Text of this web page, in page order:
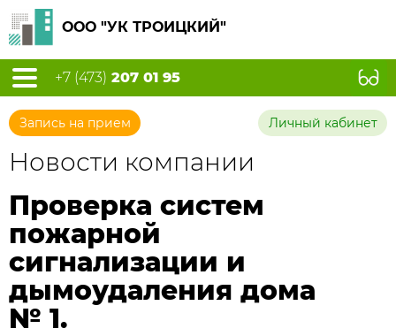
ООО "УК ТРОИЦКИЙ"
+7 (473) 207 01 95
Запись на прием Личный кабинет
Новости компании
Проверка систем
пожарной
сигнализации и
дымоудаления дома
№ 1.